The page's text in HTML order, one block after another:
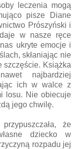
leczenia mogą
pisze Diane
Prószyński i
w nasze ręce
ukryte emocje i
skłaniając nie
szczęście. Książka
najbardziej
ich w walce z
losu. Nie obiecuje
jego chwilę.
że
dziecko w
rozpadu jej